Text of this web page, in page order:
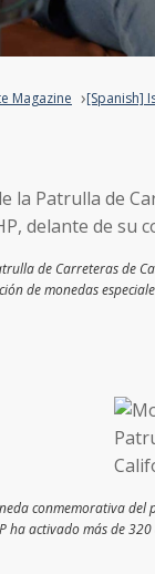
Magazine [Spanish]
de Carreteras de
de monedas
conmemorativa del
ha activado más de